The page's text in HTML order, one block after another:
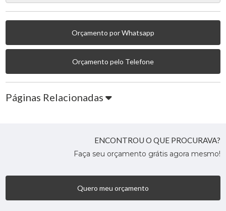
Orçamento por Whatsapp
Orçamento pelo Telefone
Páginas Relacionadas
ENCONTROU O QUE PROCURAVA?
Faça seu orçamento grátis agora mesmo!
Quero meu orçamento